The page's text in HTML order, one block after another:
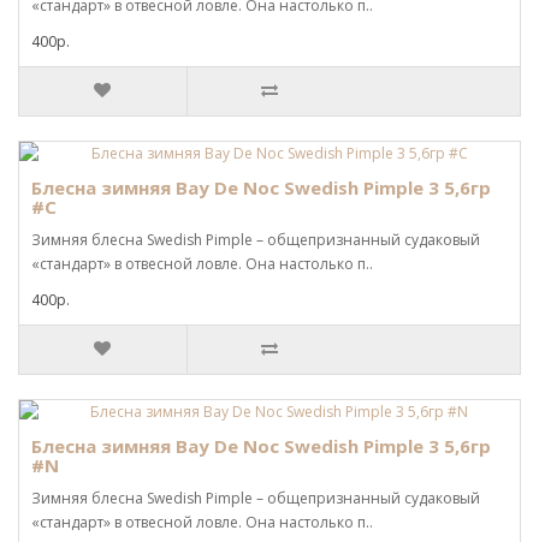
«стандарт» в отвесной ловле. Она настолько п..
400р.
Блесна зимняя Bay De Noc Swedish Pimple 3 5,6гр
#C
Зимняя блесна Swedish Pimple – общепризнанный судаковый
«стандарт» в отвесной ловле. Она настолько п..
400р.
Блесна зимняя Bay De Noc Swedish Pimple 3 5,6гр
#N
Зимняя блесна Swedish Pimple – общепризнанный судаковый
«стандарт» в отвесной ловле. Она настолько п..